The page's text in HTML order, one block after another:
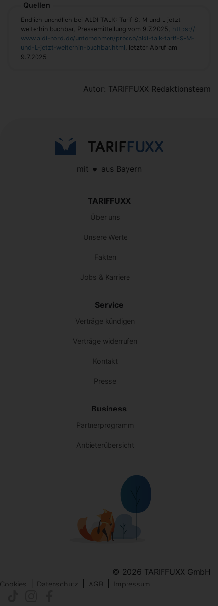
Quellen
Endlich unendlich bei ALDI TALK: Tarif S, M und L jetzt
weiterhin buchbar, Pressemitteilung vom 9.7.2025, https://
www.aldi-nord.de/unternehmen/presse/aldi-talk-tarif-S-M-
und-L-jetzt-weiterhin-buchbar.html , letzter Abruf am
9.7.2025
Autor: TARIFFUXX Redaktionsteam
mit aus Bayern
TARIFFUXX
Über uns
Unsere Werte
Fakten
Jobs & Karriere
Service
Verträge kündigen
Verträge widerrufen
Kontakt
Presse
Business
Partnerprogramm
Anbieterübersicht
© 2026 TARIFFUXX GmbH
Cookies Datenschutz AGB Impressum